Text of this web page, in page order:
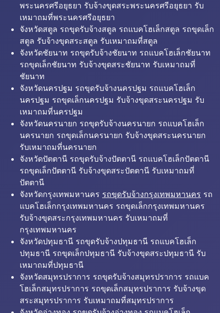
พระนครศรีอยุธยา รับจ้างขุดสระพระนครศรีอยุธยา รับ
เหมาถมที่พระนครศรีอยุธยา
จังหวัดสตูล รถขุดรับจ้างสตูล รถแบคโฮเล็กสตูล รถขุดเล็ก
สตูล รับจ้างขุดสระสตูล รับเหมาถมที่สตูล
จังหวัดชัยนาท รถขุดรับจ้างชัยนาท รถแบคโฮเล็กชัยนาท
รถขุดเล็กชัยนาท รับจ้างขุดสระชัยนาท รับเหมาถมที่
ชัยนาท
จังหวัดนครปฐม รถขุดรับจ้างนครปฐม รถแบคโฮเล็ก
นครปฐม รถขุดเล็กนครปฐม รับจ้างขุดสระนครปฐม รับ
เหมาถมที่นครปฐม
จังหวัดนครนายก รถขุดรับจ้างนครนายก รถแบคโฮเล็ก
นครนายก รถขุดเล็กนครนายก รับจ้างขุดสระนครนายก
รับเหมาถมที่นครนายก
จังหวัดปัตตานี รถขุดรับจ้างปัตตานี รถแบคโฮเล็กปัตตานี
รถขุดเล็กปัตตานี รับจ้างขุดสระปัตตานี รับเหมาถมที่
ปัตตานี
จังหวัดกรุงเทพมหานคร รถขุดรับจ้างกรุงเทพมหานคร รถ
แบคโฮเล็กกรุงเทพมหานคร รถขุดเล็กกรุงเทพมหานคร
รับจ้างขุดสระกรุงเทพมหานคร รับเหมาถมที่
กรุงเทพมหานคร
จังหวัดปทุมธานี รถขุดรับจ้างปทุมธานี รถแบคโฮเล็ก
ปทุมธานี รถขุดเล็กปทุมธานี รับจ้างขุดสระปทุมธานี รับ
เหมาถมที่ปทุมธานี
จังหวัดสมุทรปราการ รถขุดรับจ้างสมุทรปราการ รถแบค
โฮเล็กสมุทรปราการ รถขุดเล็กสมุทรปราการ รับจ้างขุด
สระสมุทรปราการ รับเหมาถมที่สมุทรปราการ